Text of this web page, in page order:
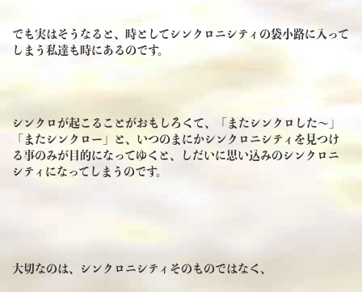
でも実はそうなると、時としてシンクロニシティの袋小路に入って
しまう私達も時にあるのです。
シンクロが起こることがおもしろくて、「またシンクロした～」
「またシンクロー」と、いつのまにかシンクロニシティを見つけ
る事のみが目的になってゆくと、しだいに思い込みのシンクロニ
シティになってしまうのです。
大切なのは、シンクロニシティそのものではなく、